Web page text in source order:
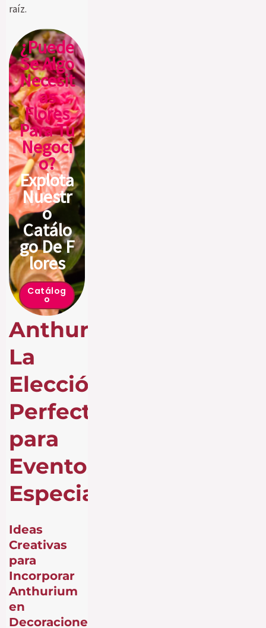
raíz.
¿Puede
Se Algo
Necesit
As
Flores
Para Tu
Negoci
O?
Explota
Nuestr
O
Catálo
Go De F
Lores
Catálog
O
Anthurium:
La
Elección
Perfecta
para
Eventos
Especiales
Ideas
Creativas
para
Incorporar
Anthurium
en
Decoraciones